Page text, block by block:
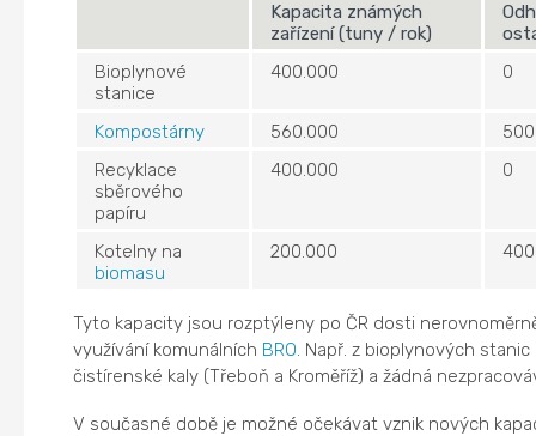
Kapacita známých
zařízení (tuny / rok)
Bioplynové
stanice
400.000 0
Kompostárny 560.000
Recyklace
sběrového
papíru
400.000 0
Kotelny na
biomasu
200.000
Tyto kapacity jsou rozptýleny po ČR dosti
využívání komunálních BRO. Např. z bioplynových
čistírenské kaly (Třeboň a Kroměříž) a žádná
V současné době je možné očekávat vznik nových